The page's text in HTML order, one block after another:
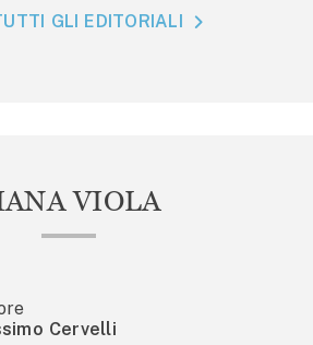
GLI EDITORIALI
VIOLA
Cervelli